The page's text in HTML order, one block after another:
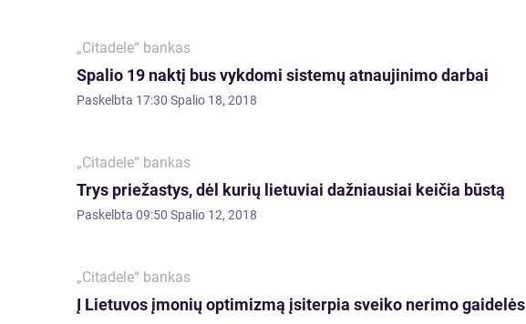
„Citadele“ bankas
Spalio 19 naktį bus vykdomi sistemų atnaujinimo darbai
Paskelbta 17:30 Spalio 18, 2018
„Citadele“ bankas
Trys priežastys, dėl kurių lietuviai dažniausiai keičia būstą
Paskelbta 09:50 Spalio 12, 2018
„Citadele“ bankas
Į Lietuvos įmonių optimizmą įsiterpia sveiko nerimo gaidelės